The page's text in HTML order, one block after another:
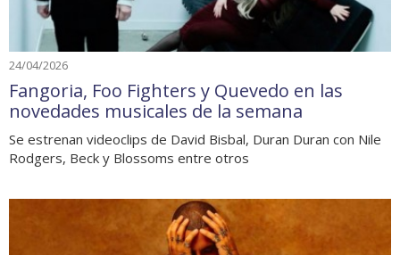
24/04/2026
Fangoria, Foo Fighters y Quevedo en las
novedades musicales de la semana
Se estrenan videoclips de David Bisbal, Duran Duran con Nile
Rodgers, Beck y Blossoms entre otros